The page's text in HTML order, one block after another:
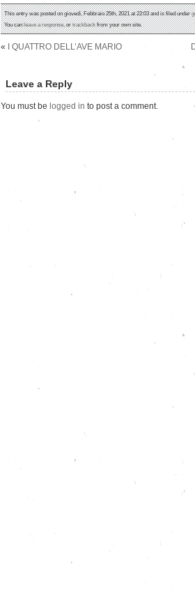
This entry was posted on giovedì, Febbraio 25th, 2021 at 22:03 and is filed under
You canleave a response, ortrackbackfrom your own site.
« I QUATTRO DELL’AVE MARIO
Leave a Reply
You must be logged in to post a comment.